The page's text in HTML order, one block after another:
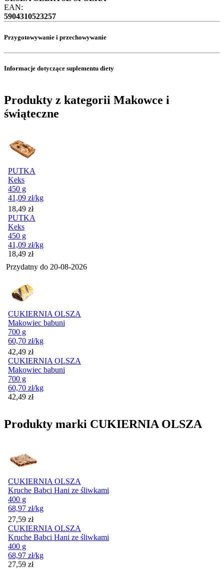
EAN:
5904310523257
Przygotowywanie i przechowywanie
Informacje dotyczące suplementu diety
Produkty z kategorii Makowce i
świąteczne
PUTKA
Keks
450 g
41,09 zł/kg
Cena
18,49 zł
PUTKA
Keks
450 g
41,09 zł/kg
Cena
18,49 zł
Przydatny do 20-08-2026
CUKIERNIA OLSZA
Makowiec babuni
700 g
60,70 zł/kg
Cena
42,49 zł
CUKIERNIA OLSZA
Makowiec babuni
700 g
60,70 zł/kg
Cena
42,49 zł
Produkty marki CUKIERNIA OLSZA
CUKIERNIA OLSZA
Kruche Babci Hani ze śliwkami
400 g
68,97 zł/kg
Cena
27,59 zł
CUKIERNIA OLSZA
Kruche Babci Hani ze śliwkami
400 g
68,97 zł/kg
Cena
27,59 zł